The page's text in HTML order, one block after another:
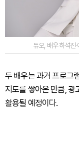
듀오, 배우 하석진
두 배우는 과거 프로그
지도를 쌓아온 만큼, 광
활용될 예정이다.